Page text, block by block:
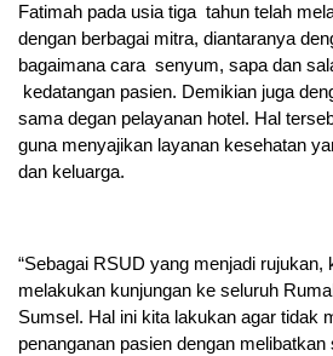
Fatimah pada usia tiga tahun telah
dengan berbagai mitra, diantaranya
bagaimana cara senyum, sapa dan
kedatangan pasien. Demikian juga
sama degan pelayanan hotel. Hal
guna menyajikan layanan kesehatan
dan keluarga.
“Sebagai RSUD yang menjadi rujukan,
melakukan kunjungan ke seluruh
Sumsel. Hal ini kita lakukan agar tidak
penanganan pasien dengan